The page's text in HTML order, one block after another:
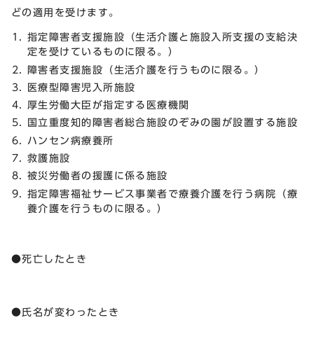
どの適用を受けます。
指定障害者支援施設（生活介護と施設入所支援の支給決
定を受けているものに限る。）
障害者支援施設（生活介護を行うものに限る。）
医療型障害児入所施設
厚生労働大臣が指定する医療機関
国立重度知的障害者総合施設のぞみの園が設置する施設
ハンセン病療養所
救護施設
被災労働者の援護に係る施設
指定障害福祉サービス事業者で療養介護を行う病院（療
養介護を行うものに限る。）
●死亡したとき
●氏名が変わったとき